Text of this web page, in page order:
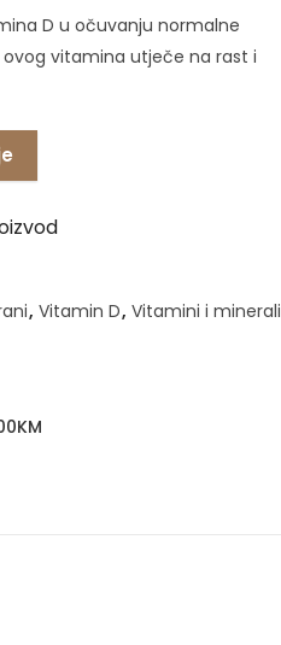
D u očuvanju normalne
vitamina utječe na rast i
, Vitamin D, Vitamini i minerali